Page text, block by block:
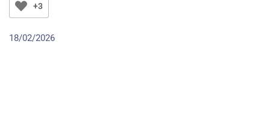
+3
18/02/2026